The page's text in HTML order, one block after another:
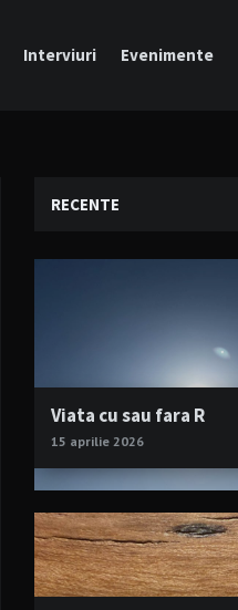
Interviuri Evenimente
RECENTE
Viata cu sau fara R
15 aprilie 2026